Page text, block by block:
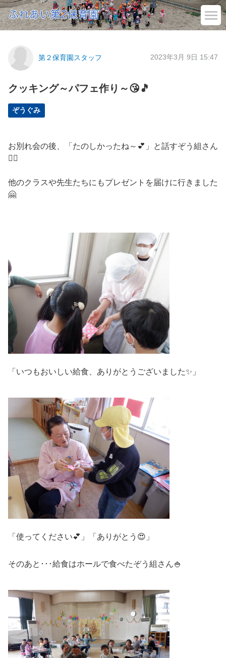
第２保育園スタッフ 2023年3月 9日 15:47
クッキング～パフェ作り～😘🎵
ぞうぐみ
お別れ会の後、「たのしかったね～💕」と話すぞう組さん
🙋‍♀️
他のクラスや先生たちにもプレゼントを届けに行きました
🤗
「いつもおいしい給食、ありがとうございました✨」
「使ってください💕」「ありがとう😍」
そのあと･･･給食はホールで食べたぞう組さん🍚